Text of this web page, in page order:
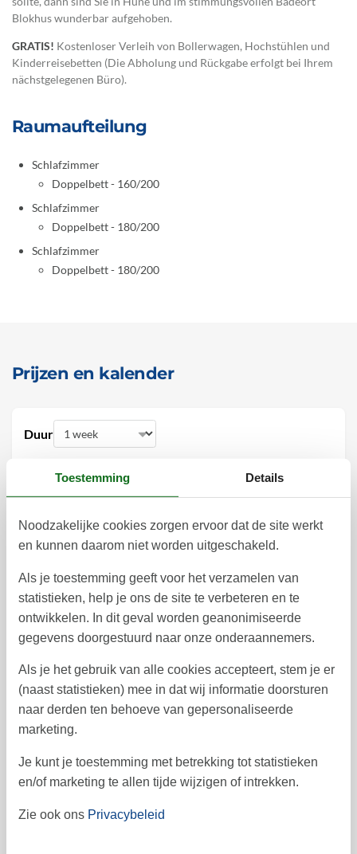
Blokhus wunderbar aufgehoben.
GRATIS! Kostenloser Verleih von Bollerwagen, Hochstühlen und
Kinderreisebetten (Die Abholung und Rückgabe erfolgt bei Ihrem
nächstgelegenen Büro).
Raumaufteilung
Schlafzimmer
Doppelbett - 160/200
Schlafzimmer
Doppelbett - 180/200
Schlafzimmer
Doppelbett - 180/200
Prijzen en kalender
Duur
augustus 2026
31 1
32 3 4 5 6 7 8
34 17 18 19 20 22
35 24 25 26 27 28 29
september 2026
1
Toestemming Details
Noodzakelijke cookies zorgen ervoor dat de site werkt
en kunnen daarom niet worden uitgeschakeld.
Als je toestemming geeft voor het verzamelen van
statistieken, help je ons de site te verbeteren en te
ontwikkelen. In dit geval worden geanonimiseerde
gegevens doorgestuurd naar onze onderaannemers.
Als je het gebruik van alle cookies accepteert, stem je er
(naast statistieken) mee in dat wij informatie doorsturen
naar derden ten behoeve van gepersonaliseerde
marketing.
Je kunt je toestemming met betrekking tot statistieken
en/of marketing te allen tijde wijzigen of intrekken.
Zie ook ons Privacybeleid